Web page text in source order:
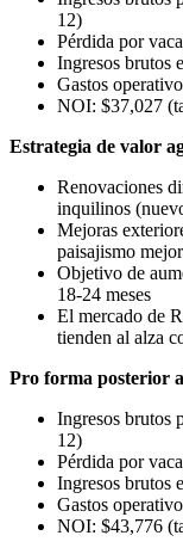
12)
Pérdida por
Ingresos brutos
Gastos
NOI: $37,027
Estrategia de valor
Renovaciones
inquilinos
Mejoras
paisajismo
Objetivo de
18-24 meses
El mercado de
tienden al alza
Pro forma posterior
Ingresos brutos
12)
Pérdida por
Ingresos brutos
Gastos
NOI: $43,776